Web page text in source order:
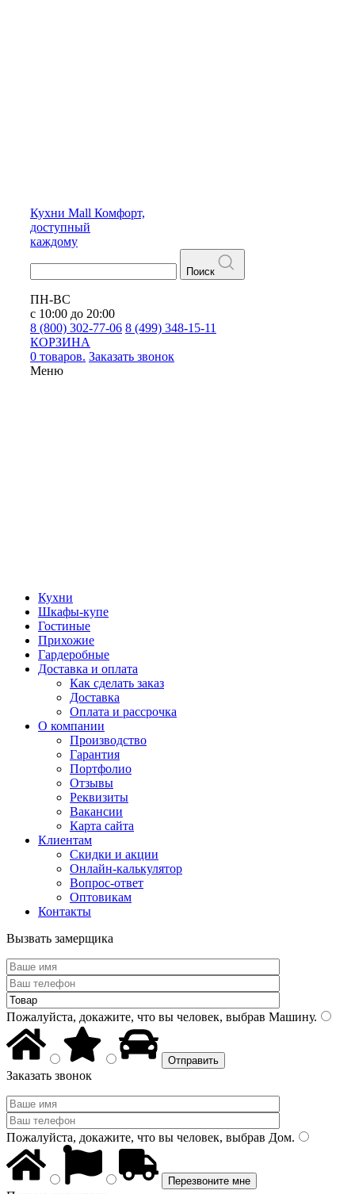
Кухни Mall Комфорт,
доступный
каждому
Поиск
ПН-ВС
с 10:00 до 20:00
8 (800) 302-77-06 8 (499) 348-15-11
КОРЗИНА
0 товаров. Заказать звонок
Меню
Кухни
Шкафы-купе
Гостиные
Прихожие
Гардеробные
Доставка и оплата
Как сделать заказ
Доставка
Оплата и рассрочка
О компании
Производство
Гарантия
Портфолио
Отзывы
Реквизиты
Вакансии
Карта сайта
Клиентам
Скидки и акции
Онлайн-калькулятор
Вопрос-ответ
Оптовикам
Контакты
Вызвать замерщика
Пожалуйста, докажите, что вы человек, выбрав Машину.
Заказать звонок
Пожалуйста, докажите, что вы человек, выбрав Дом.